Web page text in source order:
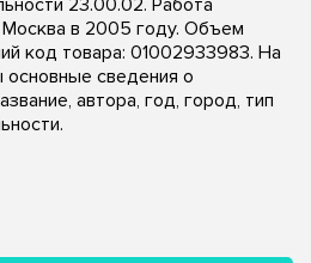
в 2005 году. Объем
код товара: 01002933983. На
сведения о
автора, год, город, тип